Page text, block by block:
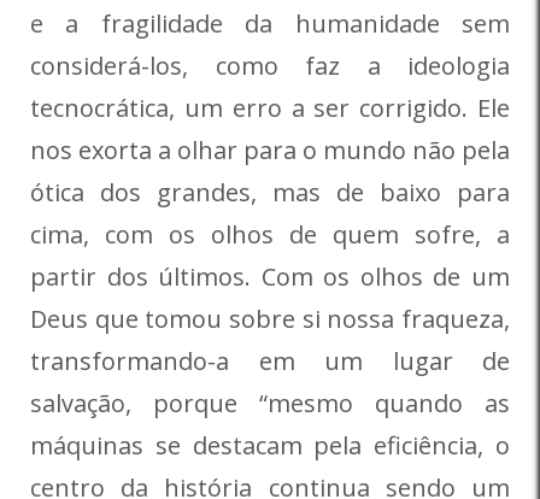
e a fragilidade da humanidade sem
considerá-los, como faz a ideologia
tecnocrática, um erro a ser corrigido. Ele
nos exorta a olhar para o mundo não pela
ótica dos grandes, mas de baixo para
cima, com os olhos de quem sofre, a
partir dos últimos. Com os olhos de um
Deus que tomou sobre si nossa fraqueza,
transformando-a em um lugar de
salvação, porque “mesmo quando as
máquinas se destacam pela eficiência, o
centro da história continua sendo um